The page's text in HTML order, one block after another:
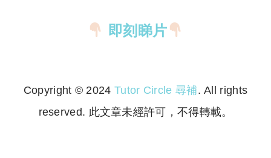
即刻睇片
Copyright © 2024 Tutor Circle 尋補. All rights
reserved. 此文章未經許可，不得轉載。